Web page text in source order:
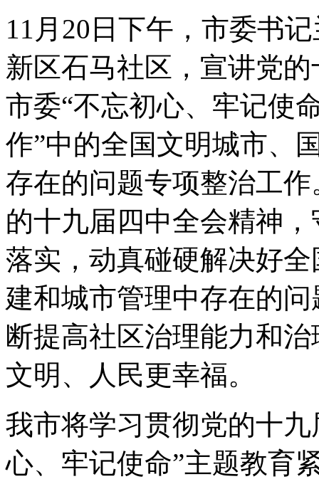
11月20日下午，市委书
新区石马社区，宣讲党
市委“不忘初心、牢记使
作”中的全国文明城市、
存在的问题专项整治工
的十九届四中全会精神
落实，动真碰硬解决好
建和城市管理中存在的
断提高社区治理能力和
文明、人民更幸福。
我市将学习贯彻党的十
心、牢记使命”主题教育